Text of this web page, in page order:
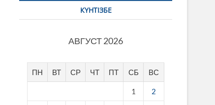
КҮНТІЗБЕ
АВГУСТ 2026
ПН ВТ СР ЧТ ПТ СБ ВС
1 2